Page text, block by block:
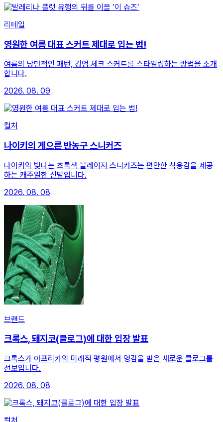
리테일
영원한 여름 대표 스커트 제대로 입는 법!
여름의 낭만적인 패턴, 깅엄 체크 스커트를 스타일링하는 방법을 소개
합니다.
2026. 08. 09
컬처
나이키의 게으른 반농구 스니커즈
나이키의 빛나는 초록색 블레이지 스니커즈는 편안한 착용감을 제공
하는 캐주얼한 신발입니다.
2026. 08. 08
브랜드
크록스, 돼지코(클로그)에 대한 입장 발표
크록스가 아프리카의 미래적 평원에서 영감을 받은 새로운 클로그를
선보입니다.
2026. 08. 08